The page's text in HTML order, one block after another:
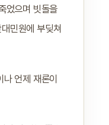
었으며 빗돌을
민원에 부딪쳐
언제 재론이